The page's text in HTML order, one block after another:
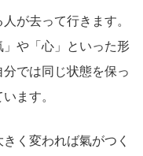
が去って行きます。
や「心」といった形
では同じ状態を保っ
ます。
く変われば氣がつく